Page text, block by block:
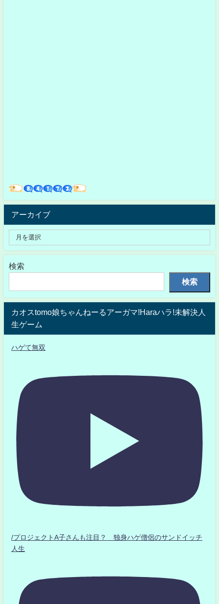
アーカイブ
検索
検索
カオスtomo娘ちゃんねーるアーガマ!Haraハラ!未解決人
生ゲーム
ハゲて無双
/プロジェクトA子さんも注目？ 独身ハゲ僧侶のサンドイッチ
人生